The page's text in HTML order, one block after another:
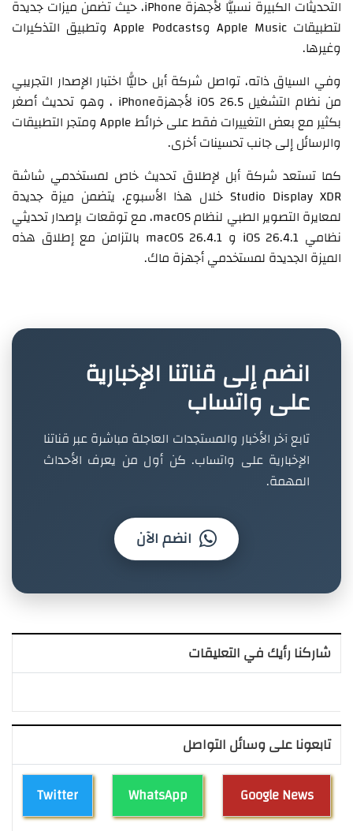
التحديثات الكبيرة نسبيًّا لأجهزة iPhone، حيث تضمن ميزات جديدة
لتطبيقات Apple Music وApple Podcasts وتطبيق التذكيرات
وغيرها.
وفي السياق ذاته، تواصل شركة أبل حاليًّا اختبار الإصدار التجريبي
من نظام التشغيل iOS 26.5 لأجهزةiPhone ، وهو تحديث أصغر
بكثير مع بعض التغييرات فقط على خرائط Apple ومتجر التطبيقات
والرسائل إلى جانب تحسينات أخرى.
كما تستعد شركة أبل لإطلاق تحديث خاص لمستخدمي شاشة
Studio Display XDR خلال هذا الأسبوع، يتضمن ميزة جديدة
لمعايرة التصوير الطبي لنظام macOS، مع توقعات بإصدار تحديثي
نظامي iOS 26.4.1 و macOS 26.4.1 بالتزامن مع إطلاق هذه
الميزة الجديدة لمستخدمي أجهزة ماك.
انضم إلى قناتنا الإخبارية
على واتساب
تابع آخر الأخبار والمستجدات العاجلة مباشرة عبر قناتنا
الإخبارية على واتساب. كن أول من يعرف الأحداث
المهمة.
انضم الآن
شاركنا رأيك في التعليقات
تابعونا على وسائل التواصل
Twitter WhatsApp Google News